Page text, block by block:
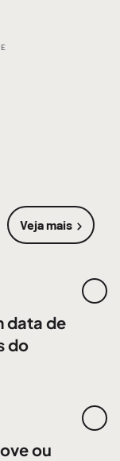
Veja mais
sobre
data de
do
ou